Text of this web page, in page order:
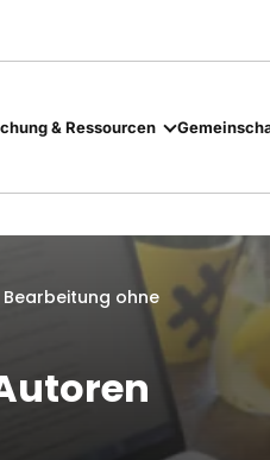
& Ressourcen
Bearbeitung ohne